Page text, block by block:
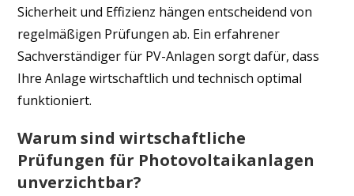
Sicherheit und Effizienz hängen entscheidend von
regelmäßigen Prüfungen ab. Ein erfahrener
Sachverständiger für PV-Anlagen sorgt dafür, dass
Ihre Anlage wirtschaftlich und technisch optimal
funktioniert.
Warum sind wirtschaftliche
Prüfungen für Photovoltaikanlagen
unverzichtbar?